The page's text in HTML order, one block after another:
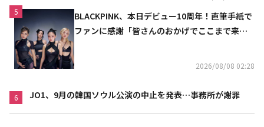
5
BLACKPINK、本日デビュー10周年！直筆手紙で
ファンに感謝「皆さんのおかげでここまで来ら
2026/08/08 02:28
6 JO1、9月の韓国ソウル公演の中止を発表…事務所が謝罪